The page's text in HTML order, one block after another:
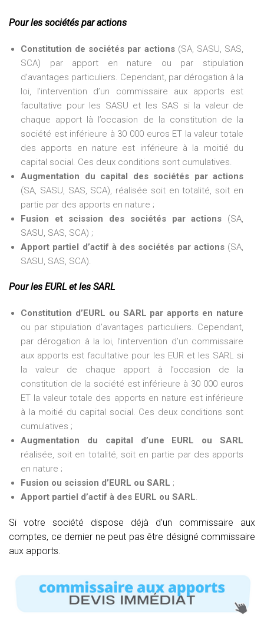
Pour les sociétés par actions
Constitution de sociétés par actions(SA, SASU, SAS,
SCA) par apport en nature ou par stipulation
d’avantages particuliers. Cependant, par dérogation à la
loi, l’intervention d’un commissaire aux apports est
facultative pour les SASU et les SAS si la valeur de
chaque apport là l’occasion de la constitution de la
société est inférieure à 30 000 euros ET la valeur totale
des apports en nature est inférieure à la moitié du
capital social. Ces deux conditions sont cumulatives.
Augmentation du capital des sociétés par actions
(SA, SASU, SAS, SCA), réalisée soit en totalité, soit en
partie par des apports en nature ;
Fusion et scission des sociétés par actions (SA,
SASU, SAS, SCA) ;
Apport partiel d’actif à des sociétés par actions(SA,
SASU, SAS, SCA).
Pour les EURL et les SARL
Constitution d’EURL ou SARL par apports en nature
ou par stipulation d’avantages particuliers. Cependant,
par dérogation à la loi, l’intervention d’un commissaire
aux apports est facultative pour les EUR et les SARL si
la valeur de chaque apport à l’occasion de la
constitution de la société est inférieure à 30 000 euros
ET la valeur totale des apports en nature est inférieure
à la moitié du capital social. Ces deux conditions sont
cumulatives ;
Augmentation du capital d’une EURL ou SARL
réalisée, soit en totalité, soit en partie par des apports
en nature ;
Fusion ou scission d’EURL ou SARL ;
Apport partiel d’actif à des EURL ou SARL.
Si votre société dispose déjà d’un commissaire aux
comptes, ce dernier ne peut pas être désigné commissaire
aux apports.